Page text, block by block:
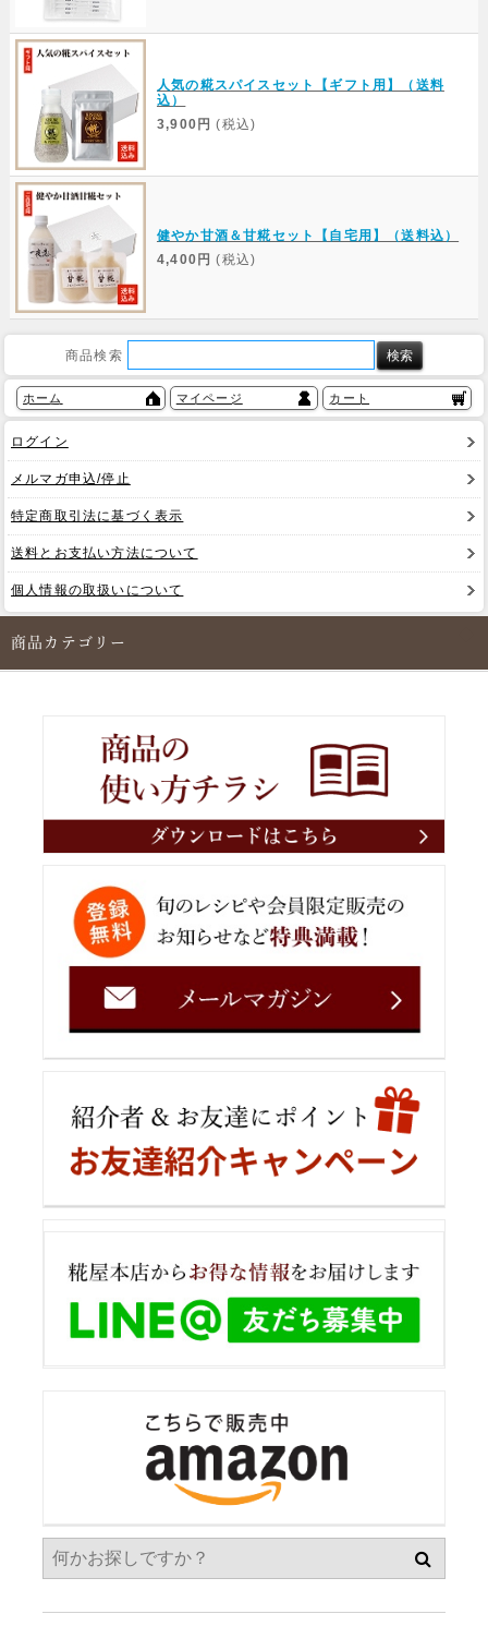
人気の糀スパイスセット【ギフト用】（送料
込）
3,900円 (税込)
健やか甘酒＆甘糀セット【自宅用】（送料込）
4,400円 (税込)
商品検索
ホーム マイページ カート
ログイン
メルマガ申込/停止
特定商取引法に基づく表示
送料とお支払い方法について
個人情報の取扱いについて
商品カテゴリー